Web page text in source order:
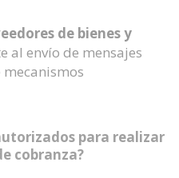
de bienes y
al envío de mensajes
para realizar
cobranza?